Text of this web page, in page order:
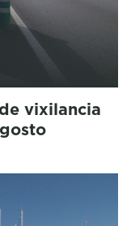
vixilancia